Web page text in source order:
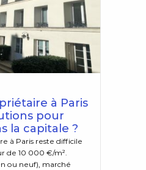
à Paris
pour
la capitale ?
à Paris reste difficile
de 10 000 €/m².
ou neuf), marché